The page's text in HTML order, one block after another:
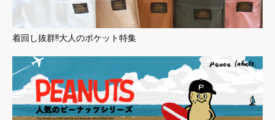
着回し抜群!!大人のポケット特集